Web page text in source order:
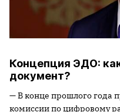
Концепция ЭДО:
документ?
— В конце прошлого года
комиссии по цифровому